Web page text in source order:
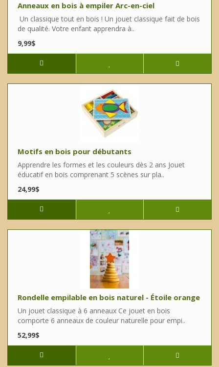
Anneaux en bois à empiler Arc-en-ciel
Un classique tout en bois ! Un jouet classique fait de bois
de qualité. Votre enfant apprendra à..
9,99$
Motifs en bois pour débutants
Apprendre les formes et les couleurs dès 2 ans Jouet
éducatif en bois comprenant 5 scènes sur pla..
24,99$
Rondelle empilable en bois naturel - Étoile orange
Un jouet classique à 6 anneaux Ce jouet en bois
comporte 6 anneaux de couleur naturelle pour empi..
52,99$